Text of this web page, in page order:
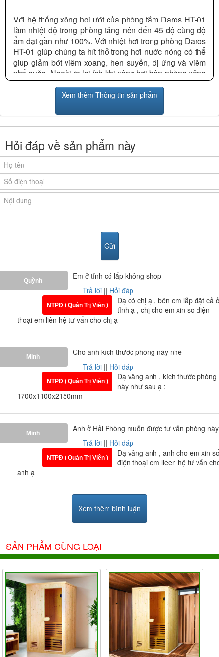
Với hệ thống xông hơi ướt của phòng tắm Daros HT-01
làm nhiệt độ trong phòng tăng nên đến 45 độ cùng độ
ẩm đạt gần như 100%. Với nhiệt hơi trong phòng Daros
HT-01 giúp chúng ta hít thở trong hơi nước nóng có thể
giúp giảm bớt viêm xoang, hen suyễn, dị ứng và viêm
phế quản. Ngoài ra lợi ích khi xông hơi bên phòng xông
hơi ướt của Daros HT-01 mang lại cho chúng ta là giảm
đau khớp, cơ bắp và căng thẳng.
Phòng xông hơi Daros HT-01
độ, với độ ẩm 10%. Quá trình xông hơi khô giúp bài tiết
mồ hôi loại bỏ độc tố làm sáng da và ngăn ngừa mụn.
Bên cạnh đó không thể không nói đến các lợi ích: Tăng
cường hệ thống miễn dịch, cải thiện tuần hoàn máu,
đào thải độc tố, làm trẻ hóa làn da, giảm stress và căng
thẳng.
Xem thêm Thông tin sản phẩm
Hỏi đáp về sản phẩm này
Quỳnh
Em ở tỉnh có lắp không shop
Trả lời || Hỏi đáp
NTPĐ ( Quản Trị Viên )
Dạ có chị ạ , bên em lắp đặt cả ở
tỉnh ạ , chị cho em xin số điện
thoại em liên hệ tư vấn cho chị ạ
Minh
Cho anh kích thước phòng này nhé
Trả lời || Hỏi đáp
NTPĐ ( Quản Trị Viên )
Dạ vâng anh , kích thước phòng
này như sau ạ :
1700x1100x2150mm
Minh
Anh ở Hải Phòng muốn được tư vấn phòng này
Trả lời || Hỏi đáp
NTPĐ ( Quản Trị Viên )
Dạ vâng anh , anh cho em xin số
điện thoại em lieen hệ tư vấn
anh ạ
Xem thêm bình luận
SẢN PHẨM CÙNG LOẠI